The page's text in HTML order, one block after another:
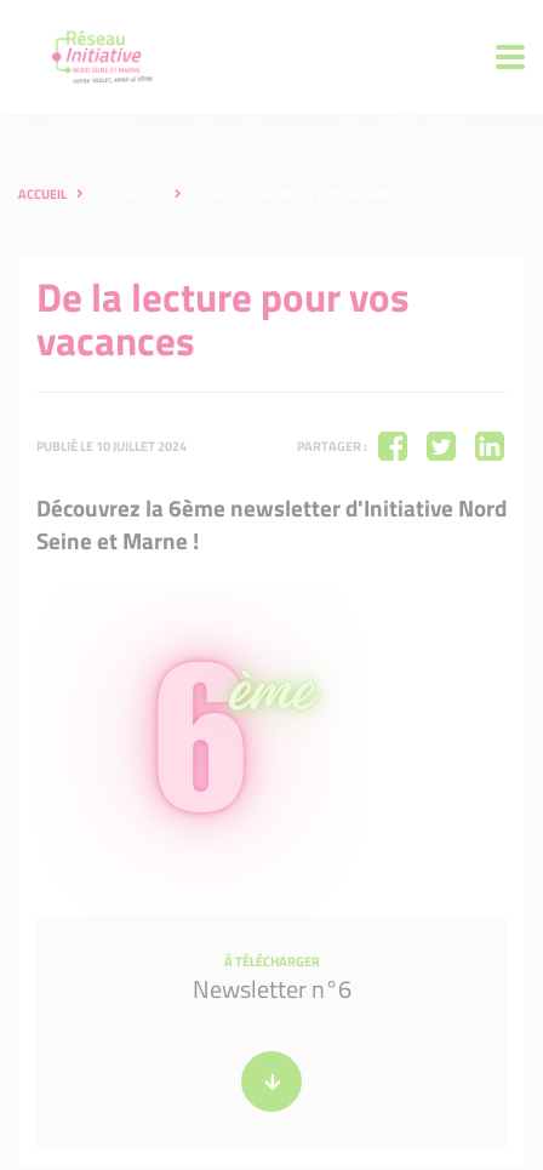
ACCUEIL
De la lecture pour vos
vacances
PUBLIÉ LE 10 JUILLET 2024 PARTAGER :
Découvrez la 6ème newsletter d'Initiative Nord
Seine et Marne !
À TÉLÉCHARGER
Newsletter n°6